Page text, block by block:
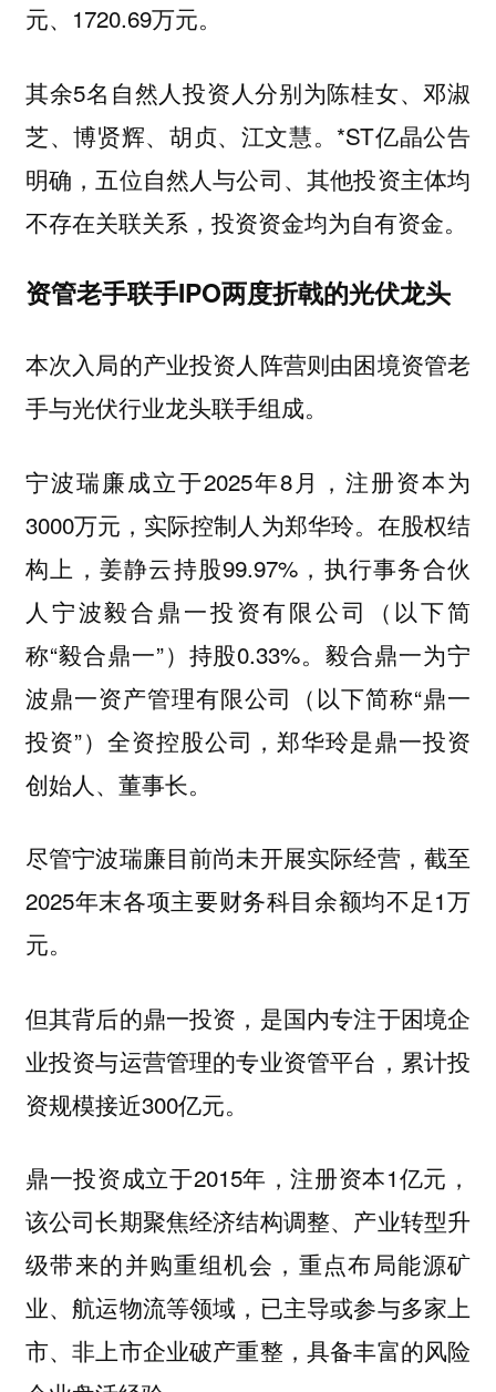
元、1720.69万元。
其余5名自然人投资人分别为陈桂女、邓淑
芝、博贤辉、胡贞、江文慧。*ST亿晶公告
明确，五位自然人与公司、其他投资主体均
不存在关联关系，投资资金均为自有资金。
资管老手联手IPO两度折戟的光伏龙头
本次入局的产业投资人阵营则由困境资管老
手与光伏行业龙头联手组成。
宁波瑞廉成立于2025年8月，注册资本为
3000万元，实际控制人为郑华玲。在股权结
构上，姜静云持股99.97%，执行事务合伙
人宁波毅合鼎一投资有限公司（以下简
称“毅合鼎一”）持股0.33%。毅合鼎一为宁
波鼎一资产管理有限公司（以下简称“鼎一
投资”）全资控股公司，郑华玲是鼎一投资
创始人、董事长。
尽管宁波瑞廉目前尚未开展实际经营，截至
2025年末各项主要财务科目余额均不足1万
元。
但其背后的鼎一投资，是国内专注于困境企
业投资与运营管理的专业资管平台，累计投
资规模接近300亿元。
鼎一投资成立于2015年，注册资本1亿元，
该公司长期聚焦经济结构调整、产业转型升
级带来的并购重组机会，重点布局能源矿
业、航运物流等领域，已主导或参与多家上
市、非上市企业破产重整，具备丰富的风险